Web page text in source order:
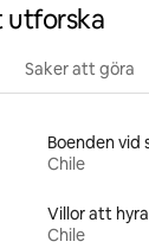
utforska
Saker att göra
Chile
Villor att hyra
Chile